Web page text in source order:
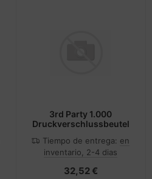
3rd Party 1.000
Druckverschlussbeutel
Tiempo de entrega: en
inventario, 2-4 dias
32,52 €